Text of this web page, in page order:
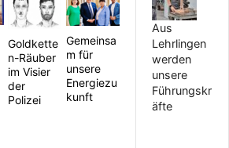
Goldkette
n-Räuber
im Visier
der
Polizei
Gemeinsa
m für
unsere
Energiezu
kunft
Aus
Lehrlingen
werden
unsere
Führungskr
äfte